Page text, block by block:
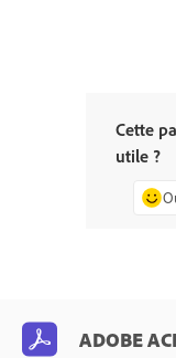
Cette
utile ?
ADOBE